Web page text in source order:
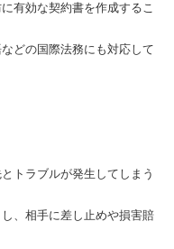
有効な契約書を作成するこ
どの国際法務にも対応して
トラブルが発生してしまう
、相手に差し止めや損害賠